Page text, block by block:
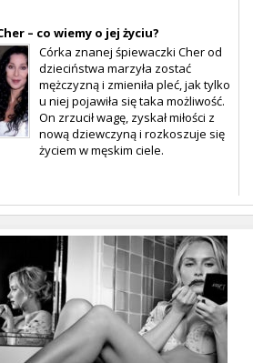
– co wiemy o jej życiu?
Córka znanej śpiewaczki Cher od
dzieciństwa marzyła zostać
mężczyzną i zmieniła pleć, jak tylko
u niej pojawiła się taka możliwość.
On zrzucił wagę, zyskał miłości z
nową dziewczyną i rozkoszuje się
życiem w męskim ciele.